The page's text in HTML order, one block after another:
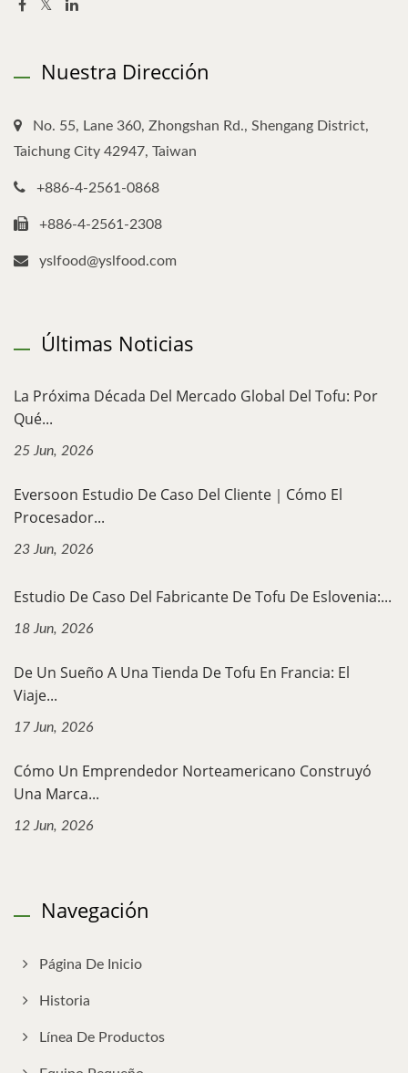
Nuestra Dirección
No. 55, Lane 360, Zhongshan Rd., Shengang District,
Taichung City 42947, Taiwan
+886-4-2561-0868
+886-4-2561-2308
yslfood@yslfood.com
Últimas Noticias
La Próxima Década Del Mercado Global Del Tofu: Por
Qué...
25 Jun, 2026
Eversoon Estudio De Caso Del Cliente｜Cómo El
Procesador...
23 Jun, 2026
Estudio De Caso Del Fabricante De Tofu De Eslovenia:...
18 Jun, 2026
De Un Sueño A Una Tienda De Tofu En Francia: El
Viaje...
17 Jun, 2026
Cómo Un Emprendedor Norteamericano Construyó
Una Marca...
12 Jun, 2026
Navegación
Página De Inicio
Historia
Línea De Productos